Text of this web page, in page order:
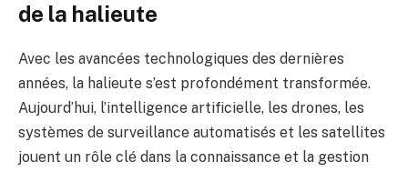
de la halieute
Avec les avancées technologiques des dernières
années, la halieute s’est profondément transformée.
Aujourd’hui, l’intelligence artificielle, les drones, les
systèmes de surveillance automatisés et les satellites
jouent un rôle clé dans la connaissance et la gestion